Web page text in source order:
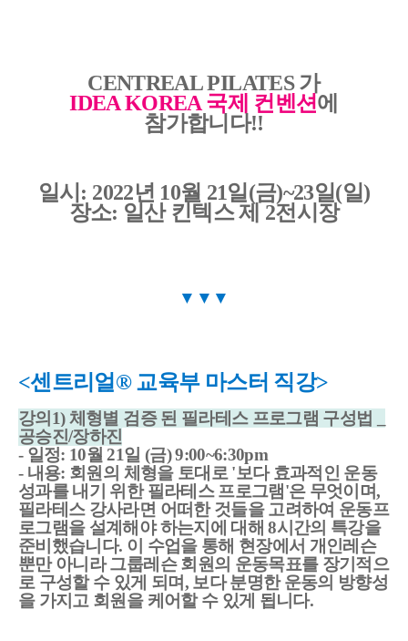
CENTREAL PILATES 가
IDEA KOREA 국제 컨벤션에
참가합니다!!
일시: 2022년 10월 21일(금)~23일(일)
장소: 일산 킨텍스 제 2전시장
▼ ▼ ▼
<센트리얼® 교육부 마스터 직강>
강의1) 체형별 검증 된 필라테스 프로그램 구성법 _
공승진/장하진
- 일정: 10월 21일 (금) 9:00~6:30pm
- 내용: 회원의 체형을 토대로 '보다 효과적인 운동
성과를 내기 위한 필라테스 프로그램'은 무엇이며,
필라테스 강사라면 어떠한 것들을 고려하여 운동프
로그램을 설계해야 하는지에 대해 8시간의 특강을
준비했습니다. 이 수업을 통해 현장에서 개인레슨
뿐만 아니라 그룹레슨 회원의 운동목표를 장기적으
로 구성할 수 있게 되며, 보다 분명한 운동의 방향성
을 가지고 회원을 케어할 수 있게 됩니다.